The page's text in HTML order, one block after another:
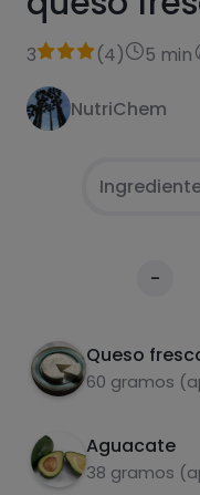
3 (4) 5 min
NutriChem
-
Queso
60 gramos
Aguacate
38 gramos
laminado
3 Espolvorear